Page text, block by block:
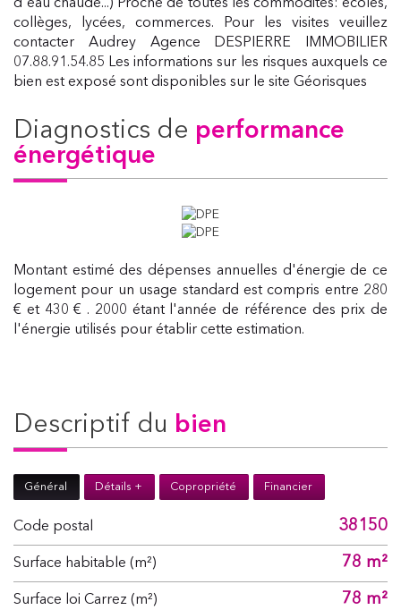
d'eau chaude...) Proche de toutes les commodités: écoles,
collèges, lycées, commerces. Pour les visites veuillez
contacter Audrey Agence DESPIERRE IMMOBILIER
07.88.91.54.85 Les informations sur les risques auxquels ce
bien est exposé sont disponibles sur le site Géorisques
diagnostics de performance
énergétique
Montant estimé des dépenses annuelles d'énergie de ce
logement pour un usage standard est compris entre 280
€ et 430 € . 2000 étant l'année de référence des prix de
l'énergie utilisés pour établir cette estimation.
descriptif du bien
Général Détails + Copropriété Financier
Code postal 38150
Surface habitable (m²) 78 m²
Surface loi Carrez (m²) 78 m²